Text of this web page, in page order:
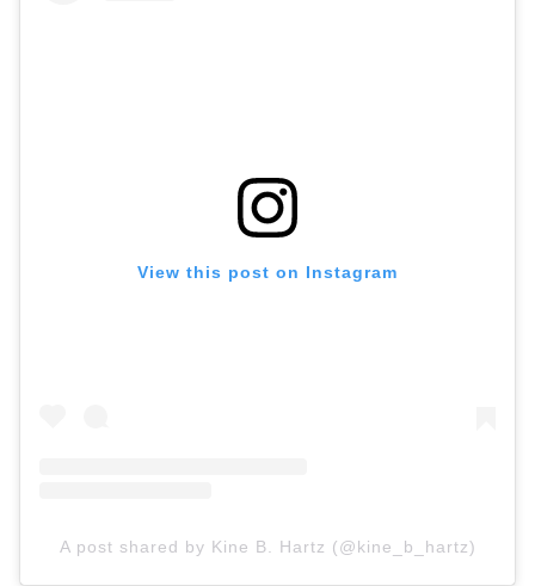
View this post on Instagram
A post shared by Kine B. Hartz (@kine_b_hartz)